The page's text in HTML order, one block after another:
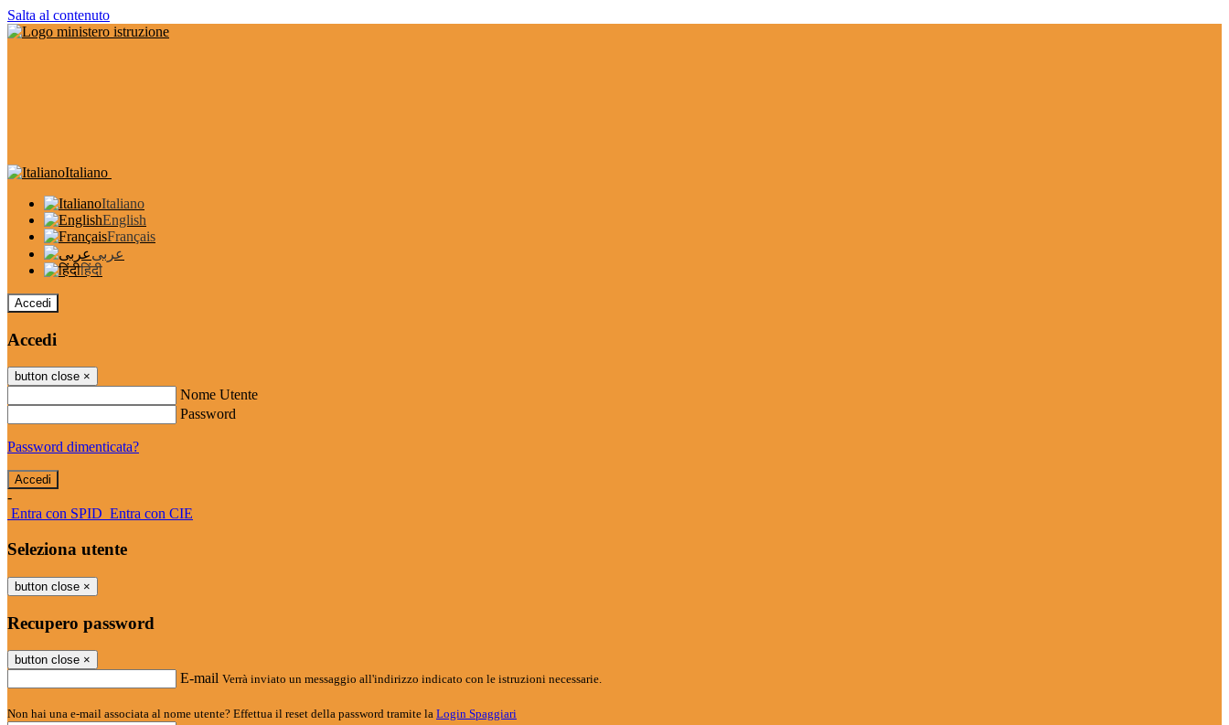
Salta al contenuto
Italiano
Italiano
English
Français
عربى
हिंदी
Accedi
Accedi
button close ×
Nome Utente
Password
Password dimenticata?
-
Entra con SPID Entra con CIE
Seleziona utente
button close ×
Recupero password
button close ×
E-mail Verrà inviato un messaggio all'indirizzo indicato con le istruzioni necessarie.
Non hai una e-mail associata al nome utente? Effettua il reset della password tramite la Login Spaggiari